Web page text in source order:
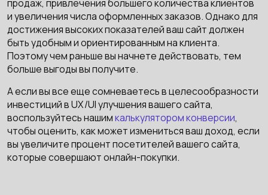
продаж, привлечения большего количества клиентов
и увеличения числа оформленных заказов. Однако для
достижения высоких показателей ваш сайт должен
быть удобным и ориентированным на клиента.
Поэтому чем раньше вы начнете действовать, тем
больше выгоды вы получите.
А если вы все еще сомневаетесь в целесообразности
инвестиций в UX/UI улучшения вашего сайта,
воспользуйтесь нашимкалькулятором конверсии,
чтобы оценить, как может измениться ваш доход, если
вы увеличите процент посетителей вашего сайта,
которые совершают онлайн-покупки.